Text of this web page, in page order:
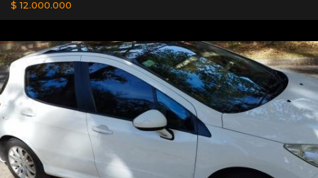
$ 12.000.000